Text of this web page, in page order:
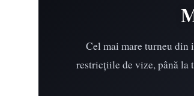
Cel mai mare turneu din
restricțiile de vize, până la